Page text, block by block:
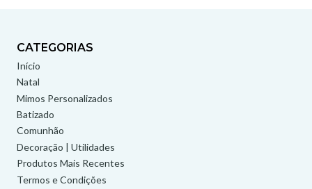
CATEGORIAS
Início
Natal
Mimos Personalizados
Batizado
Comunhão
Decoração | Utilidades
Produtos Mais Recentes
Termos e Condições